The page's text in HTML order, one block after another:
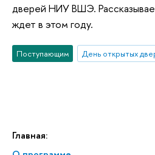
Главная:
дверей НИУ ВШЭ.
ждет в этом году.
Поступающим День открытых